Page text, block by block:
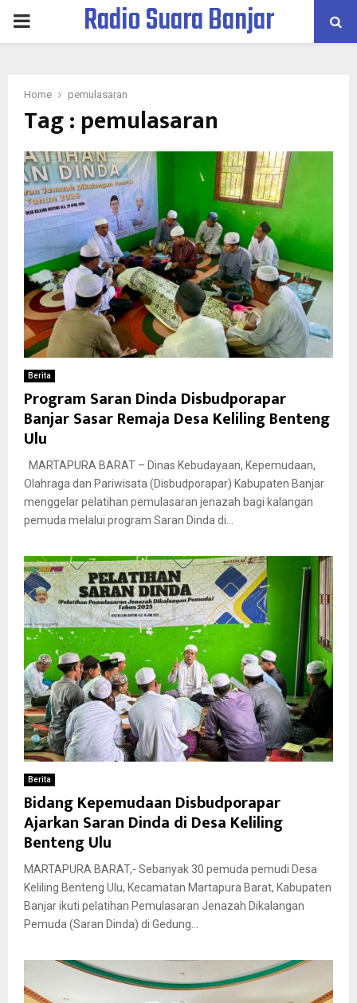
PRIMARYRadio Suara Banjar
Home pemulasaran
Tag : pemulasaran
Berita
Program Saran Dinda Disbudporapar
Banjar Sasar Remaja Desa Keliling Benteng
Ulu
MARTAPURA BARAT – Dinas Kebudayaan, Kepemudaan,
Olahraga dan Pariwisata (Disbudporapar) Kabupaten Banjar
menggelar pelatihan pemulasaran jenazah bagi kalangan
pemuda melalui program Saran Dinda di...
Berita
Bidang Kepemudaan Disbudporapar
Ajarkan Saran Dinda di Desa Keliling
Benteng Ulu
MARTAPURA BARAT,- Sebanyak 30 pemuda pemudi Desa
Keliling Benteng Ulu, Kecamatan Martapura Barat, Kabupaten
Banjar ikuti pelatihan Pemulasaran Jenazah Dikalangan
Pemuda (Saran Dinda) di Gedung...